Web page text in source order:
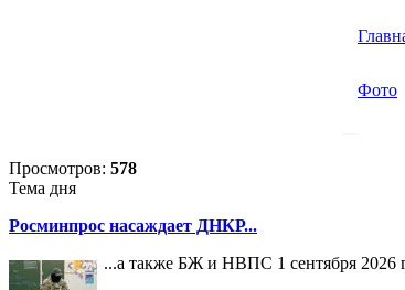
Фото
Просмотров: 578
Тема дня
Росминпрос насаждает ДНКР...
...а также БЖ и НВПС 1 сентября 2026